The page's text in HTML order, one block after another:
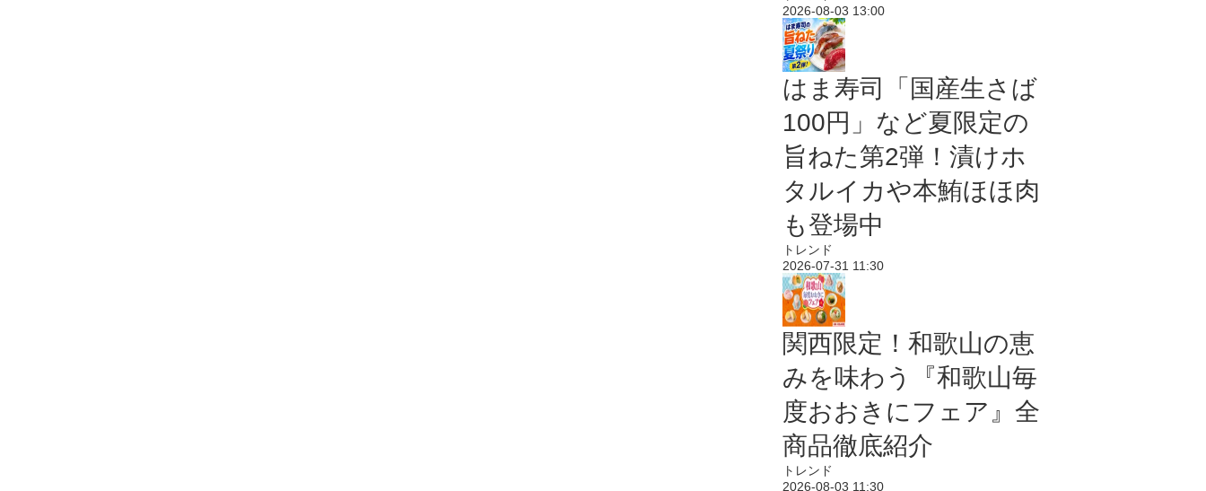
2026-08-03 13:00
はま寿司「国産生さば
100円」など夏限定の
旨ねた第2弾！漬けホ
タルイカや本鮪ほほ肉
も登場中
トレンド
2026-07-31 11:30
関西限定！和歌山の恵
みを味わう『和歌山毎
度おおきにフェア』全
商品徹底紹介
トレンド
2026-08-03 11:30